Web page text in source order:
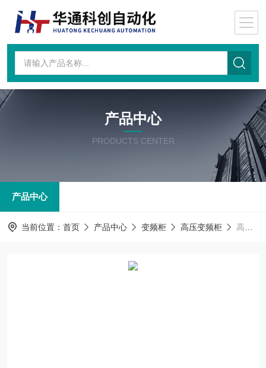
产品中心
PRODUCTS CENTER
产品中心
当前位置： 首页 产品中心 变频柜 高压变频柜 高压变频柜ATV1200C-A400-1010Y4